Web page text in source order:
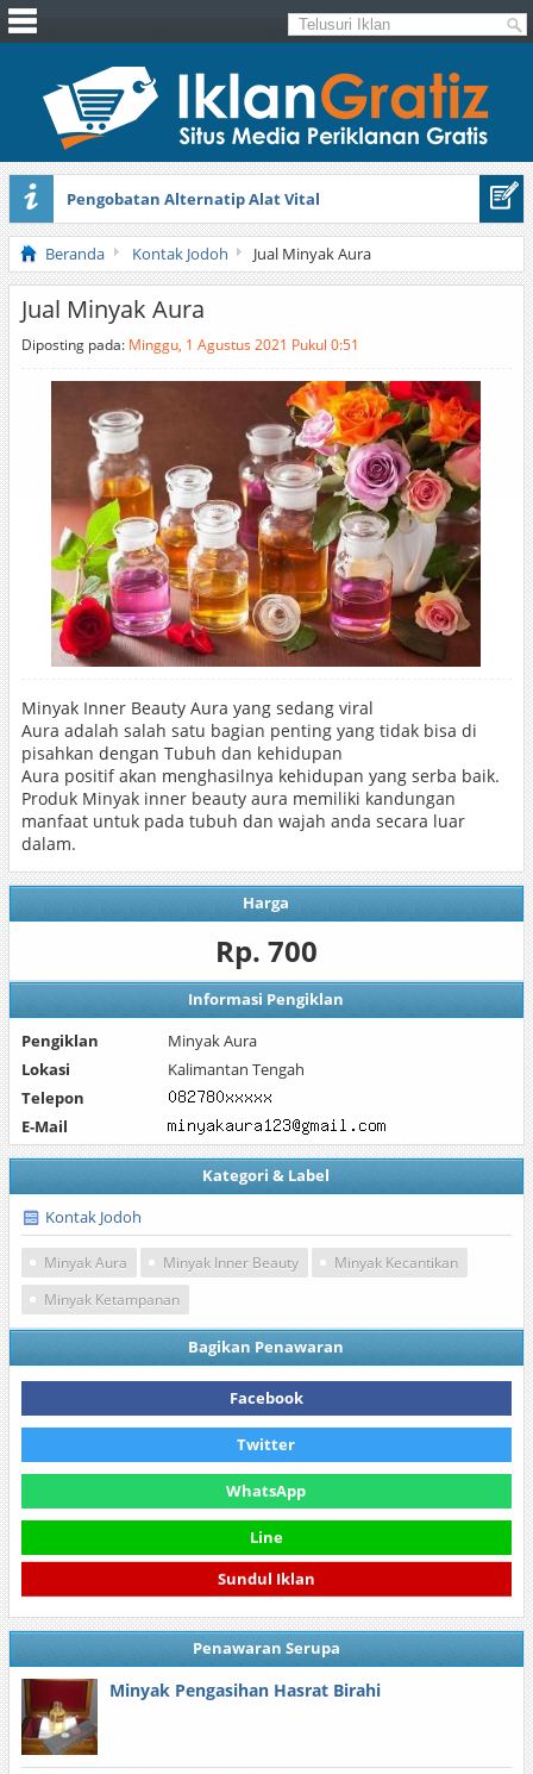
Pengobatan Alternatip Alat Vital
Pita Cantik Pesona
Beranda Kontak Jodoh Jual Minyak Aura
Jual Minyak Aura
Diposting pada: Minggu, 1 Agustus 2021 Pukul 0:51
Minyak Inner Beauty Aura yang sedang viral
Aura adalah salah satu bagian penting yang tidak bisa di
pisahkan dengan Tubuh dan kehidupan
Aura positif akan menghasilnya kehidupan yang serba baik.
Produk Minyak inner beauty aura memiliki kandungan
manfaat untuk pada tubuh dan wajah anda secara luar
dalam.
Harga
Rp. 700
Informasi Pengiklan
Pengiklan
Minyak Aura
Lokasi
Kalimantan Tengah
Telepon
E-Mail
Kategori & Label
Kontak Jodoh
Minyak Aura Minyak Inner Beauty
Minyak Kecantikan
Minyak Ketampanan
Bagikan Penawaran
Facebook
Twitter
WhatsApp
Line
Sundul Iklan
Penawaran Serupa
Minyak Pengasihan Hasrat Birahi